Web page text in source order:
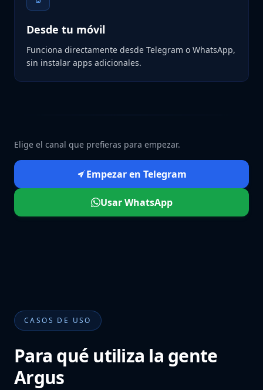
Desde tu móvil
Funciona directamente desde Telegram o WhatsApp,
sin instalar apps adicionales.
Elige el canal que prefieras para empezar.
Empezar en Telegram
Usar WhatsApp
CASOS DE USO
Para qué utiliza la gente
Argus